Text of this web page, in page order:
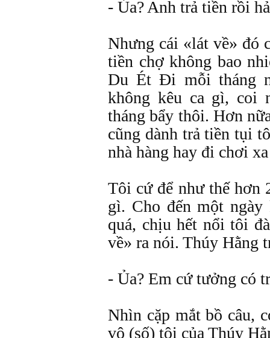
- Ủa? Anh trả tiền rồi
Nhưng cái «lát về» đó
tiền chợ không bao
Du Ét Đi mỗi tháng
không kêu ca gì, coi
tháng bẩy thôi. Hơn
cũng dành trả tiền tụi
nhà hàng hay đi chơi
Tôi cứ để như thế hơn
gì. Cho đến một
quá, chịu hết nổi tôi
về» ra nói. Thúy Hằng
- Ủa? Em cứ tưởng có
Nhìn cặp mắt bồ câu,
vô (số) tội của Thúy